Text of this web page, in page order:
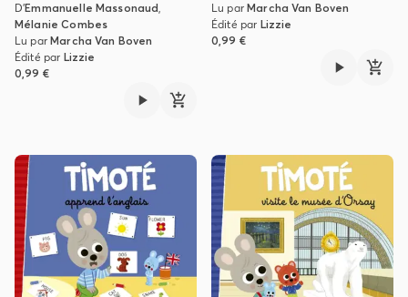
D'Emmanuelle Massonaud,
Mélanie Combes
Lu parMarcha Van Boven
Édité par Lizzie
0,99 €
Lu parMarcha Van Boven
Édité par Lizzie
0,99 €